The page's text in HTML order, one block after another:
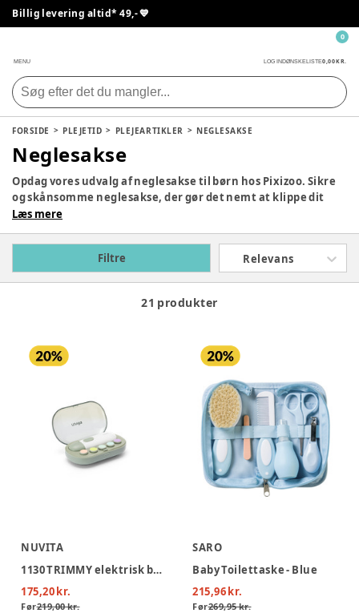
Billig levering altid* 49,- 💙
MENU LOG INDØNSKELISTE0,00 KR.
0
FORSIDE PLEJETID PLEJEARTIKLER NEGLESAKSE
Neglesakse
Opdag vores udvalg af neglesakse til børn hos Pixizoo. Sikre
og skånsomme neglesakse, der gør det nemt at klippe dit
barns negle uden risiko for skader.
Læs mere
Filtre Relevans
21 produkter
NUVITA
1130 TRIMMY elektrisk baby neglefil
175,20 kr.
Før219,00 kr.
SARO
Baby Toilettaske - Blue
215,96 kr.
Før269,95 kr.